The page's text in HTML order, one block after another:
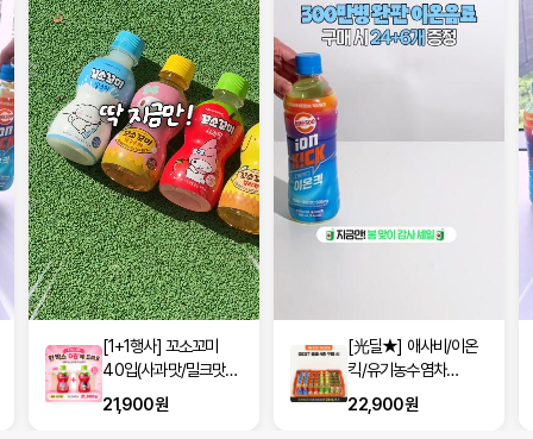
[1+1행사] 꼬소꼬미
40입(사과맛/밀크맛/
옥수수차/보리차 택2)
21,900원
[光딜★] 애사비/이온
킥/유기농수염차
500ml 24입+6입
(100원♥)
22,900원